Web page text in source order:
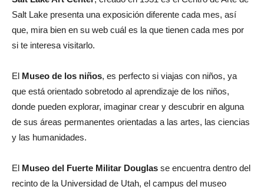
Salt Lake presenta una exposición diferente cada mes, así
que, mira bien en su web cuál es la que tienen cada mes por
si te interesa visitarlo.
El Museo de los niños, es perfecto si viajas con niños, ya
que está orientado sobretodo al aprendizaje de los niños,
donde pueden explorar, imaginar crear y descubrir en alguna
de sus áreas permanentes orientadas a las artes, las ciencias
y las humanidades.
El Museo del Fuerte Militar Douglas se encuentra dentro del
recinto de la Universidad de Utah, el campus del museo